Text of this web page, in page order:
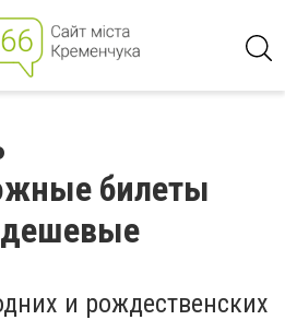
билеты
и рождественских